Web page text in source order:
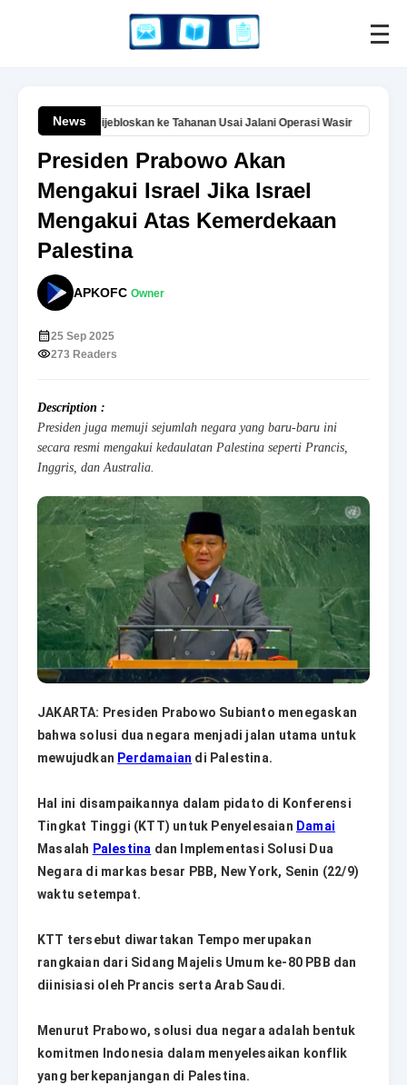
News
Dijebloskan ke Tahanan Usai Jalani Operasi Wasir
Presiden Prabowo Akan
Mengakui Israel Jika Israel
Mengakui Atas Kemerdekaan
Palestina
APKOFC Owner
25 Sep 2025
273 Readers
Description :
Presiden juga memuji sejumlah negara yang baru-baru ini
secara resmi mengakui kedaulatan Palestina seperti Prancis,
Inggris, dan Australia.
JAKARTA: Presiden Prabowo Subianto menegaskan
bahwa solusi dua negara menjadi jalan utama untuk
mewujudkan Perdamaian di Palestina.
Hal ini disampaikannya dalam pidato di Konferensi
Tingkat Tinggi (KTT) untuk Penyelesaian Damai
Masalah Palestina dan Implementasi Solusi Dua
Negara di markas besar PBB, New York, Senin (22/9)
waktu setempat.
KTT tersebut diwartakan Tempo merupakan
rangkaian dari Sidang Majelis Umum ke-80 PBB dan
diinisiasi oleh Prancis serta Arab Saudi.
Menurut Prabowo, solusi dua negara adalah bentuk
komitmen Indonesia dalam menyelesaikan konflik
yang berkepanjangan di Palestina.